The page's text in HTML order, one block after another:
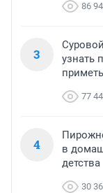
86
3
узнать
77
4
в
детства
30